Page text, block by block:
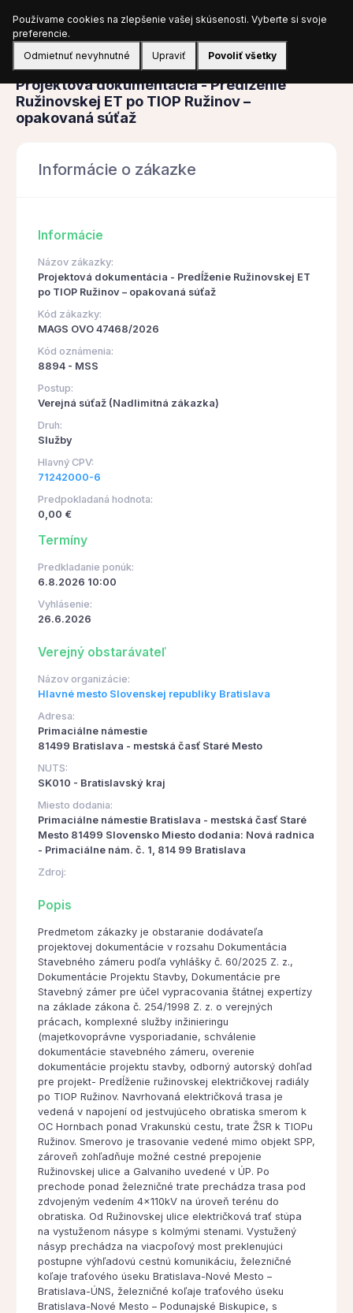
Prihlásiť sa
Obstarávanie
Projektová dokumentácia - Predĺženie
Ružinovskej ET po TIOP Ružinov –
opakovaná súťaž
Informácie o zákazke
Informácie
Názov zákazky:
Projektová dokumentácia - Predĺženie Ružinovskej ET
po TIOP Ružinov – opakovaná súťaž
Kód zákazky:
MAGS OVO 47468/2026
Kód oznámenia:
8894 - MSS
Postup:
Verejná súťaž (Nadlimitná zákazka)
Druh:
Služby
Hlavný CPV:
71242000-6
Predpokladaná hodnota:
0,00 €
Termíny
Predkladanie ponúk:
6.8.2026 10:00
Vyhlásenie:
26.6.2026
Verejný obstarávateľ
Názov organizácie:
Hlavné mesto Slovenskej republiky Bratislava
Adresa:
Primaciálne námestie
81499 Bratislava - mestská časť Staré Mesto
NUTS:
SK010 - Bratislavský kraj
Miesto dodania:
Primaciálne námestie Bratislava - mestská časť Staré
Mesto 81499 Slovensko Miesto dodania: Nová radnica
- Primaciálne nám. č. 1, 814 99 Bratislava
Zdroj:
Popis
Predmetom zákazky je obstaranie dodávateľa
projektovej dokumentácie v rozsahu Dokumentácia
Stavebného zámeru podľa vyhlášky č. 60/2025 Z. z.,
Dokumentácie Projektu Stavby, Dokumentácie pre
Stavebný zámer pre účel vypracovania štátnej expertízy
na základe zákona č. 254/1998 Z. z. o verejných
prácach, komplexné služby inžinieringu
(majetkovoprávne vysporiadanie, schválenie
dokumentácie stavebného zámeru, overenie
dokumentácie projektu stavby, odborný autorský dohľad
pre projekt- Predĺženie ružinovskej električkovej radiály
po TIOP Ružinov. Navrhovaná električková trasa je
vedená v napojení od jestvujúceho obratiska smerom k
OC Hornbach ponad Vrakunskú cestu, trate ŽSR k TIOPu
Ružinov. Smerovo je trasovanie vedené mimo objekt SPP,
zároveň zohľadňuje možné cestné prepojenie
Ružinovskej ulice a Galvaniho uvedené v ÚP. Po
prechode ponad železničné trate prechádza trasa pod
zdvojeným vedením 4x110kV na úroveň terénu do
obratiska. Od Ružinovskej ulice električková trať stúpa
na vystuženom násype s kolmými stenami. Vystužený
násyp prechádza na viacpoľový most preklenujúci
postupne výhľadovú cestnú komunikáciu, železničné
koľaje traťového úseku Bratislava-Nové Mesto –
Bratislava-ÚNS, železničné koľaje traťového úseku
Bratislava-Nové Mesto – Podunajské Biskupice, s
Používame cookies na zlepšenie vašej skúsenosti. Vyberte si svoje
preferencie.
Odmietnuť nevyhnutné
Upraviť Povoliť všetky